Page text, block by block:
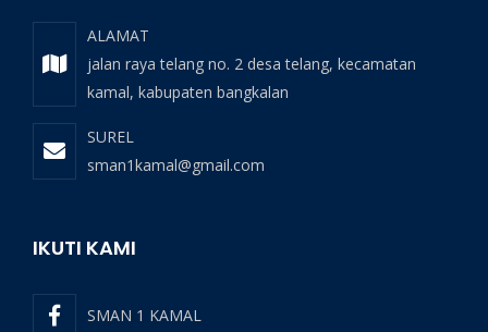
ALAMAT
jalan raya telang no. 2 desa telang, kecamatan
kamal, kabupaten bangkalan
SUREL
sman1kamal@gmail.com
IKUTI KAMI
SMAN 1 KAMAL